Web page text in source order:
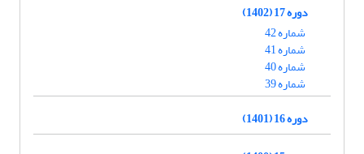
دوره 17 (1402)
شماره 42
شماره 41
شماره 40
شماره 39
دوره 16 (1401)